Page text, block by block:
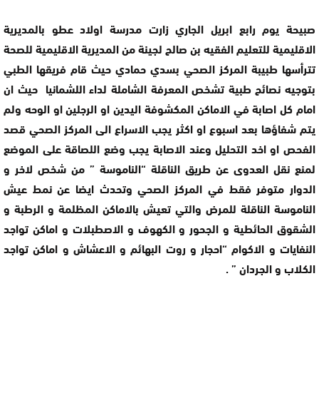
صبيحة يوم رابع ابريل الجاري زارت مدرسة اولاد عطو بالمديرية
الاقليمية للتعليم الفقيه بن صالح لجينة من المديرية الاقليمية للصحة
تترأسها طبيبة المركز الصحي بسدي حمادي حيث قام فريقها الطبي
بتوجيه نصائح طبية تشخص المعرفة الشاملة لداء اللشمانيا حيث ان
امام كل اصابة في الاماكن المكشوفة اليدين او الرجلين او الوحه ولم
يتم شفاؤها بعد اسبوع او اكثر يجب الاسراع الى المركز الصحي قصد
الفحص او اخد التحليل وعند الاصابة يجب وضع اللصاقة على الموضع
لمنع نقل العدوى عن طريق الناقلة “الناموسة ” من شخص لاخر و
الدوار متوفر فقط في المركز الصحي وتحدث ايضا عن نمط عيش
الناموسة الناقلة للمرض والتي تعيش بالاماكن المظلمة و الرطبة و
الشقوق الحائطية و الجحور و الكهوف و الاصطبلات و اماكن تواجد
النفايات و الاكوام “احجار و روت البهائم و الاعشاش و اماكن تواجد
الكلاب و الجردان ” .